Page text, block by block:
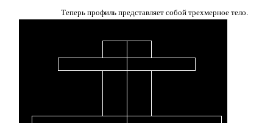
Теперь профиль представляет собой трехмерное тело.